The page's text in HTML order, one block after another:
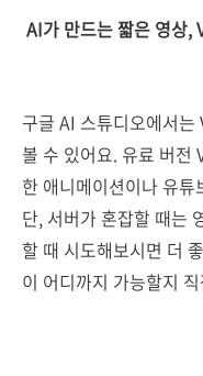
AI가 만드는 짧은 영상,
구글 AI 스튜디오에서는
볼 수 있어요. 유료 버전
한 애니메이션이나 유
단, 서버가 혼잡할 때는
할 때 시도해보시면 더
이 어디까지 가능할지